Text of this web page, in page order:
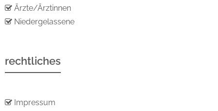
Ärzte/Ärztinnen
Niedergelassene
rechtliches
Impressum